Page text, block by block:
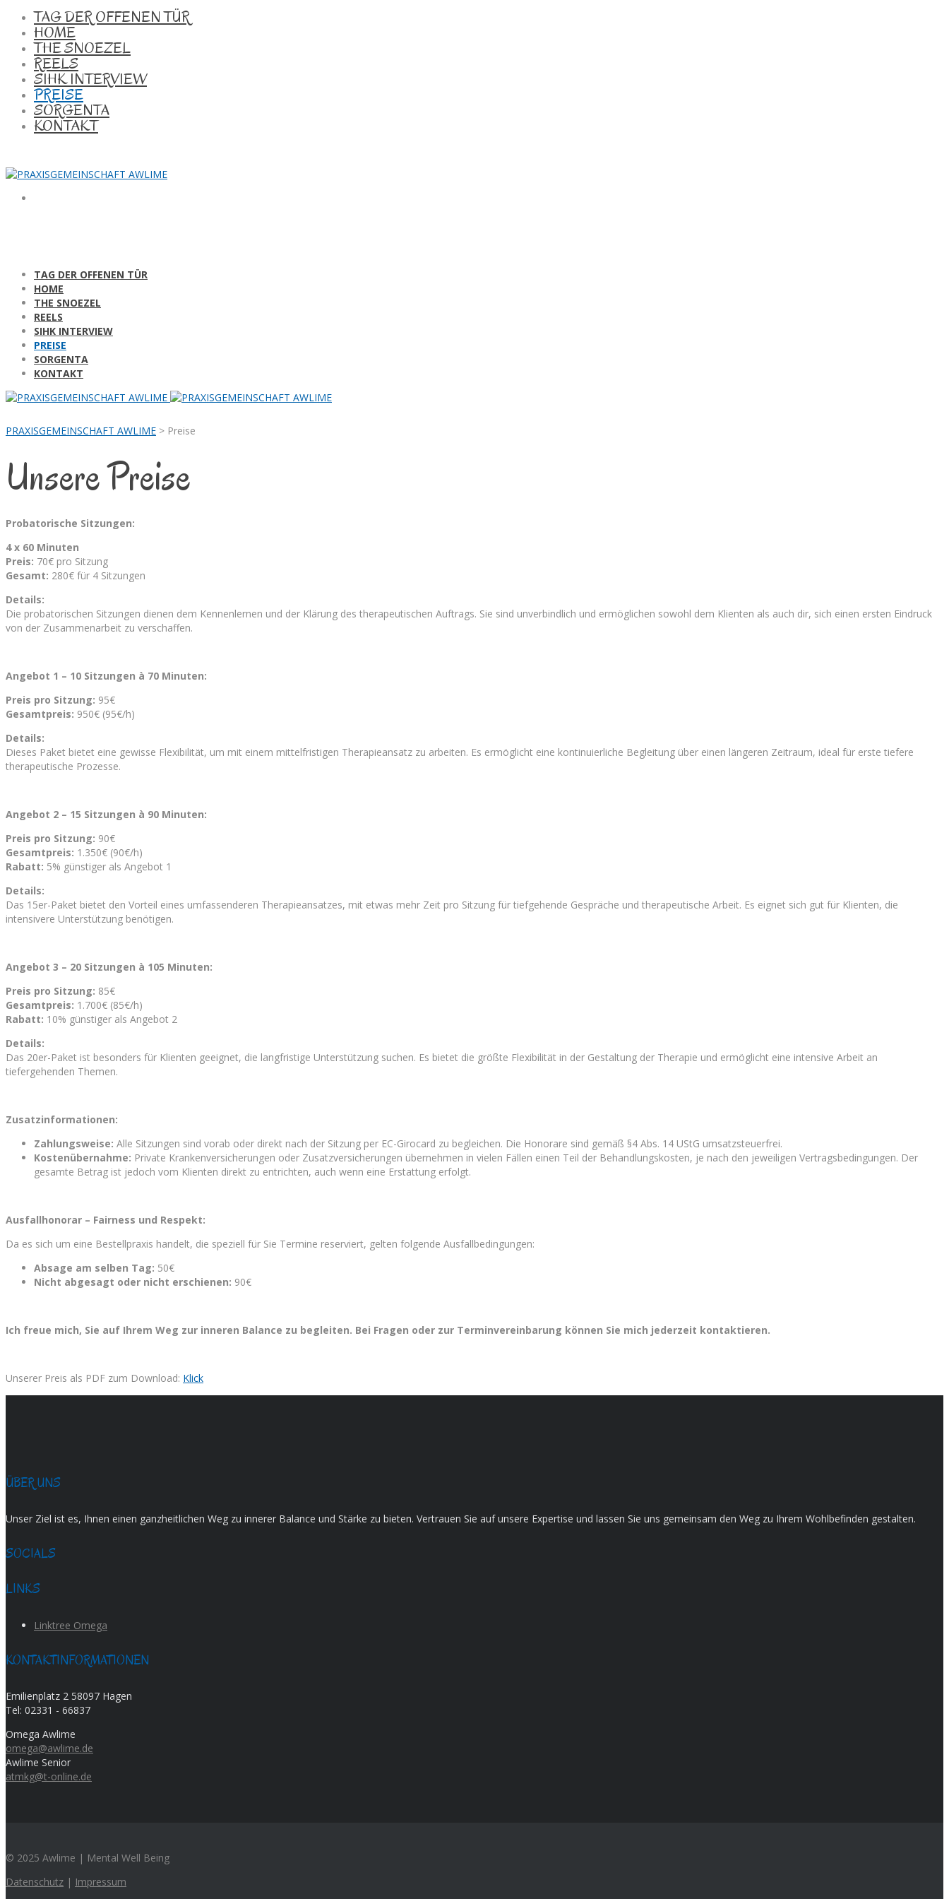
TAG DER OFFENEN TÜR
HOME
THE SNOEZEL
REELS
SIHK INTERVIEW
PREISE
SORGENTA
KONTAKT
TAG DER OFFENEN TÜR
HOME
THE SNOEZEL
REELS
SIHK INTERVIEW
PREISE
SORGENTA
KONTAKT
PRAXISGEMEINSCHAFT AWLIME > Preise
Unsere Preise
Probatorische Sitzungen:
4 x 60 Minuten
Preis: 70€ pro Sitzung
Gesamt: 280€ für 4 Sitzungen
Details:
Die probatorischen Sitzungen dienen dem Kennenlernen und der Klärung des therapeutischen Auftrags. Sie sind unverbindlich und ermöglichen sowohl dem Klienten als auch dir, sich einen ersten Eindruck
von der Zusammenarbeit zu verschaffen.
Angebot 1 – 10 Sitzungen à 70 Minuten:
Preis pro Sitzung: 95€
Gesamtpreis: 950€ (95€/h)
Details:
Dieses Paket bietet eine gewisse Flexibilität, um mit einem mittelfristigen Therapieansatz zu arbeiten. Es ermöglicht eine kontinuierliche Begleitung über einen längeren Zeitraum, ideal für erste tiefere
therapeutische Prozesse.
Angebot 2 – 15 Sitzungen à 90 Minuten:
Preis pro Sitzung: 90€
Gesamtpreis: 1.350€ (90€/h)
Rabatt: 5% günstiger als Angebot 1
Details:
Das 15er-Paket bietet den Vorteil eines umfassenderen Therapieansatzes, mit etwas mehr Zeit pro Sitzung für tiefgehende Gespräche und therapeutische Arbeit. Es eignet sich gut für Klienten, die
intensivere Unterstützung benötigen.
Angebot 3 – 20 Sitzungen à 105 Minuten:
Preis pro Sitzung: 85€
Gesamtpreis: 1.700€ (85€/h)
Rabatt: 10% günstiger als Angebot 2
Details:
Das 20er-Paket ist besonders für Klienten geeignet, die langfristige Unterstützung suchen. Es bietet die größte Flexibilität in der Gestaltung der Therapie und ermöglicht eine intensive Arbeit an
tiefergehenden Themen.
Zusatzinformationen:
Zahlungsweise: Alle Sitzungen sind vorab oder direkt nach der Sitzung per EC-Girocard zu begleichen. Die Honorare sind gemäß §4 Abs. 14 UStG umsatzsteuerfrei.
Kostenübernahme: Private Krankenversicherungen oder Zusatzversicherungen übernehmen in vielen Fällen einen Teil der Behandlungskosten, je nach den jeweiligen Vertragsbedingungen. Der
gesamte Betrag ist jedoch vom Klienten direkt zu entrichten, auch wenn eine Erstattung erfolgt.
Ausfallhonorar – Fairness und Respekt:
Da es sich um eine Bestellpraxis handelt, die speziell für Sie Termine reserviert, gelten folgende Ausfallbedingungen:
Absage am selben Tag: 50€
Nicht abgesagt oder nicht erschienen: 90€
Ich freue mich, Sie auf Ihrem Weg zur inneren Balance zu begleiten. Bei Fragen oder zur Terminvereinbarung können Sie mich jederzeit kontaktieren.
Unserer Preis als PDF zum Download: Klick
ÜBER UNS
Unser Ziel ist es, Ihnen einen ganzheitlichen Weg zu innerer Balance und Stärke zu bieten. Vertrauen Sie auf unsere Expertise und lassen Sie uns gemeinsam den Weg zu Ihrem Wohlbefinden gestalten.
SOCIALS
LINKS
Linktree Omega
KONTAKTINFORMATIONEN
Emilienplatz 2 58097 Hagen
Tel: 02331 - 66837
Omega Awlime
omega@awlime.de
Awlime Senior
atmkg@t-online.de
© 2025 Awlime | Mental Well Being
Datenschutz | Impressum